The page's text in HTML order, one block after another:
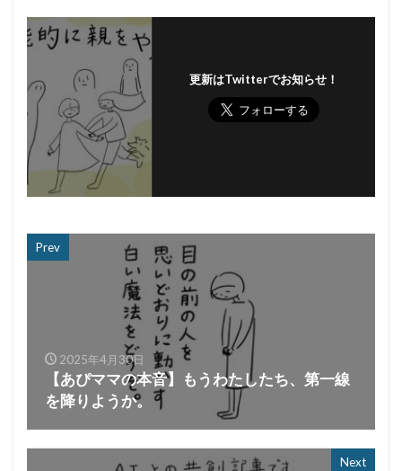
更新はTwitterでお知らせ！
Prev
2025年4月30日
【あぴママの本音】もうわたしたち、第一線
を降りようか。
Next